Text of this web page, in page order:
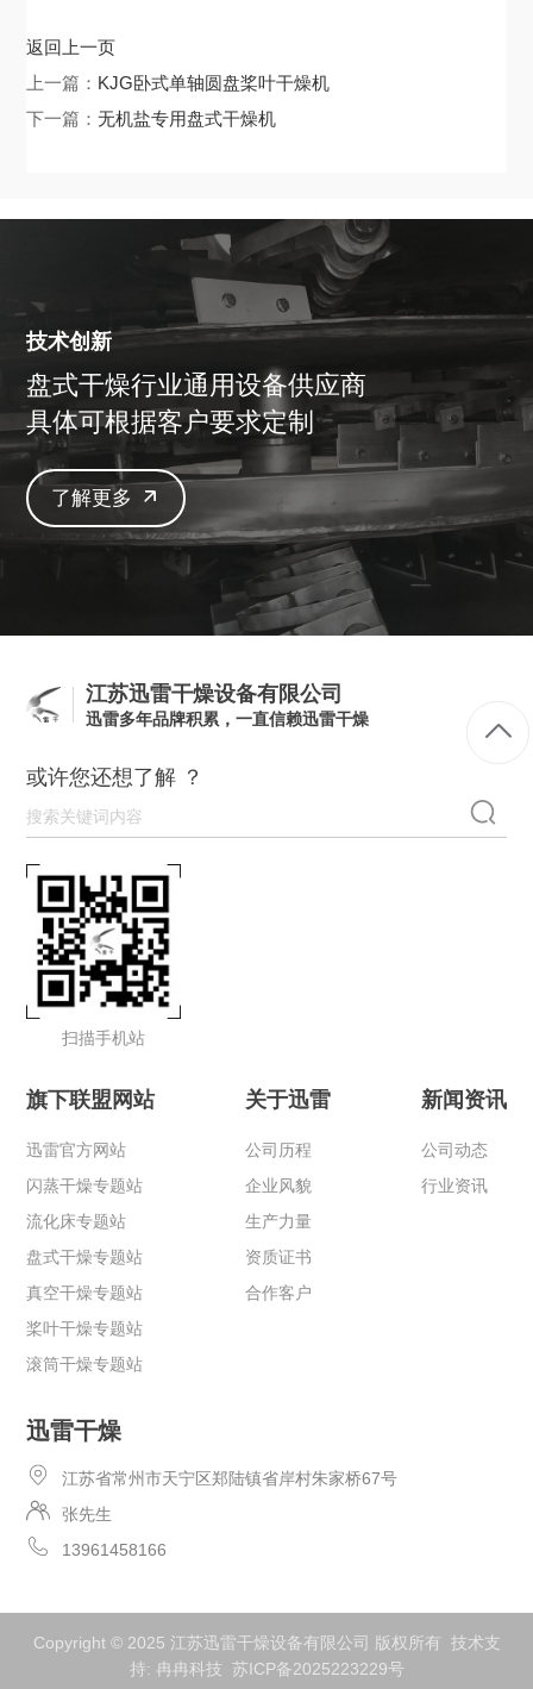
返回上一页
上一篇： KJG卧式单轴圆盘桨叶干燥机
下一篇：无机盐专用盘式干燥机
技术创新
盘式干燥行业通用设备供应商
具体可根据客户要求定制
了解更多
江苏迅雷干燥设备有限公司
迅雷多年品牌积累，一直信赖迅雷干燥
或许您还想了解 ？
扫描手机站
旗下联盟网站
迅雷官方网站
闪蒸干燥专题站
流化床专题站
盘式干燥专题站
真空干燥专题站
桨叶干燥专题站
滚筒干燥专题站
关于迅雷
公司历程
企业风貌
生产力量
资质证书
合作客户
新闻资讯
公司动态
行业资讯
迅雷干燥
江苏省常州市天宁区郑陆镇省岸村朱家桥67号
张先生
13961458166
Copyright © 2025 江苏迅雷干燥设备有限公司 版权所有 技术支
持: 冉冉科技 苏ICP备2025223229号